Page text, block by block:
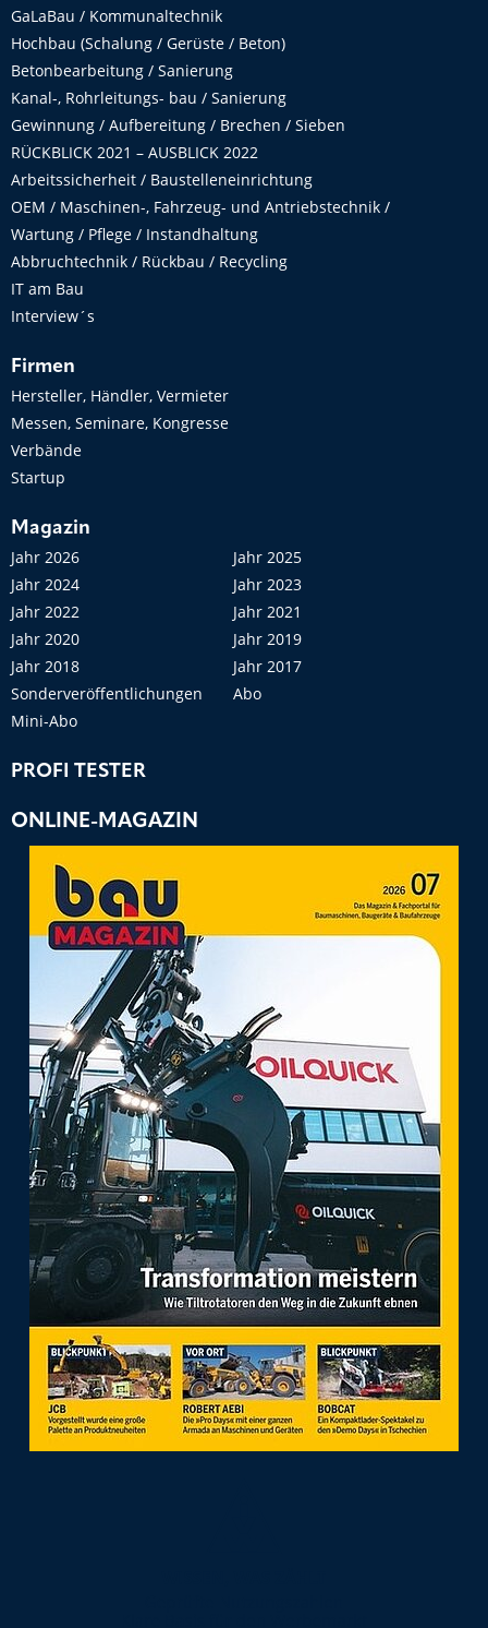
GaLaBau / Kommunaltechnik
Hochbau (Schalung / Gerüste / Beton)
Betonbearbeitung / Sanierung
Kanal-, Rohrleitungs- bau / Sanierung
Gewinnung / Aufbereitung / Brechen / Sieben
RÜCKBLICK 2021 – AUSBLICK 2022
Arbeitssicherheit / Baustelleneinrichtung
OEM / Maschinen-, Fahrzeug- und Antriebstechnik /
Wartung / Pflege / Instandhaltung
Abbruchtechnik / Rückbau / Recycling
IT am Bau
Interview´s
Firmen
Hersteller, Händler, Vermieter
Messen, Seminare, Kongresse
Verbände
Startup
Magazin
Jahr 2026
Jahr 2025
Jahr 2024
Jahr 2023
Jahr 2022
Jahr 2021
Jahr 2020
Jahr 2019
Jahr 2018
Jahr 2017
Sonderveröffentlichungen
Abo
Mini-Abo
PROFI TESTER
ONLINE-MAGAZIN